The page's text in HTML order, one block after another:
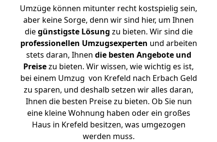
Umzüge können mitunter recht kostspielig sein,
aber keine Sorge, denn wir sind hier, um Ihnen
diegünstigste Lösung zu bieten. Wir sind die
professionellen Umzugsexperten und arbeiten
stets daran, Ihnen die besten Angebote und
Preisezu bieten. Wir wissen, wie wichtig es ist,
bei einem Umzug von Krefeld nach Erbach Geld
zu sparen, und deshalb setzen wir alles daran,
Ihnen die besten Preise zu bieten. Ob Sie nun
eine kleine Wohnung haben oder ein großes
Haus in Krefeld besitzen, was umgezogen
werden muss.